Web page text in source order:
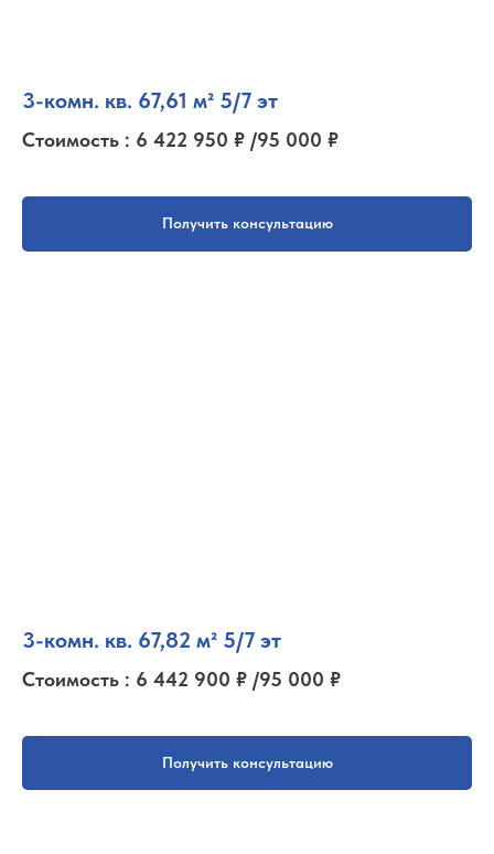
3-комн. кв. 67,61 м² 5/7 эт
Стоимость : 6 422 950 ₽ /95 000 ₽
Получить консультацию
3-комн. кв. 67,82 м² 5/7 эт
Стоимость : 6 442 900 ₽ /95 000 ₽
Получить консультацию